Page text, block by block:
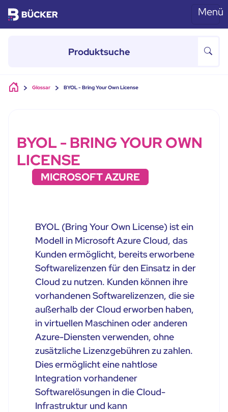
Skip to main content Menü
Glossar BYOL - Bring Your Own License
BYOL - BRING YOUR OWN
LICENSE
MICROSOFT AZURE
BYOL (Bring Your Own License) ist ein
Modell in Microsoft Azure Cloud, das
Kunden ermöglicht, bereits erworbene
Softwarelizenzen für den Einsatz in der
Cloud zu nutzen. Kunden können ihre
vorhandenen Softwarelizenzen, die sie
außerhalb der Cloud erworben haben,
in virtuellen Maschinen oder anderen
Azure-Diensten verwenden, ohne
zusätzliche Lizenzgebühren zu zahlen.
Dies ermöglicht eine nahtlose
Integration vorhandener
Softwarelösungen in die Cloud-
Infrastruktur und kann